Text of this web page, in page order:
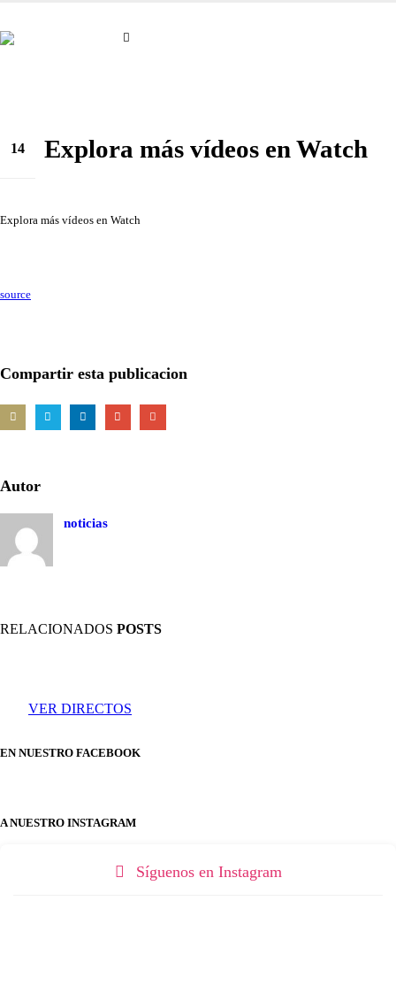
14 Explora más vídeos en Watch
Explora más vídeos en Watch
source
Compartir esta publicacion
Autor
noticias
RELACIONADOS POSTS
VER DIRECTOS
EN NUESTRO FACEBOOK
A NUESTRO INSTAGRAM
Síguenos en Instagram